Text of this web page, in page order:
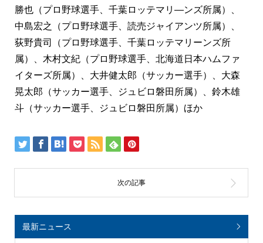
勝也（プロ野球選手、千葉ロッテマリ―ンズ所属）、
中島宏之（プロ野球選手、読売ジャイアンツ所属）、
荻野貴司（プロ野球選手、千葉ロッテマリーンズ所
属）、木村文紀（プロ野球選手、北海道日本ハムファ
イターズ所属）、大井健太郎（サッカー選手）、大森
晃太郎（サッカー選手、ジュビロ磐田所属）、鈴木雄
斗（サッカー選手、ジュビロ磐田所属）ほか
最新ニュース